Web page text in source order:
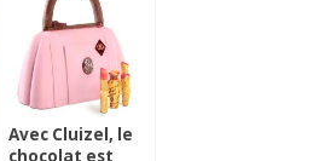
Avec Cluizel, le
chocolat est